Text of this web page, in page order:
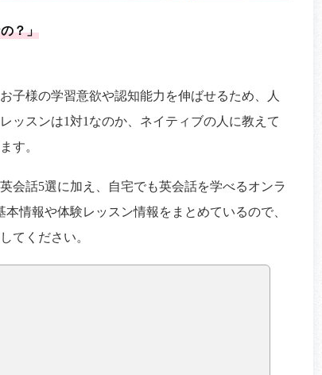
？」
子様の学習意欲や認知能力を伸ばせるため、人
ッスンは1対1なのか、ネイティブの人に教えて
す。
会話5選に加え、自宅でも英会話を学べるオンラ
情報や体験レッスン情報をまとめているので、
てください。